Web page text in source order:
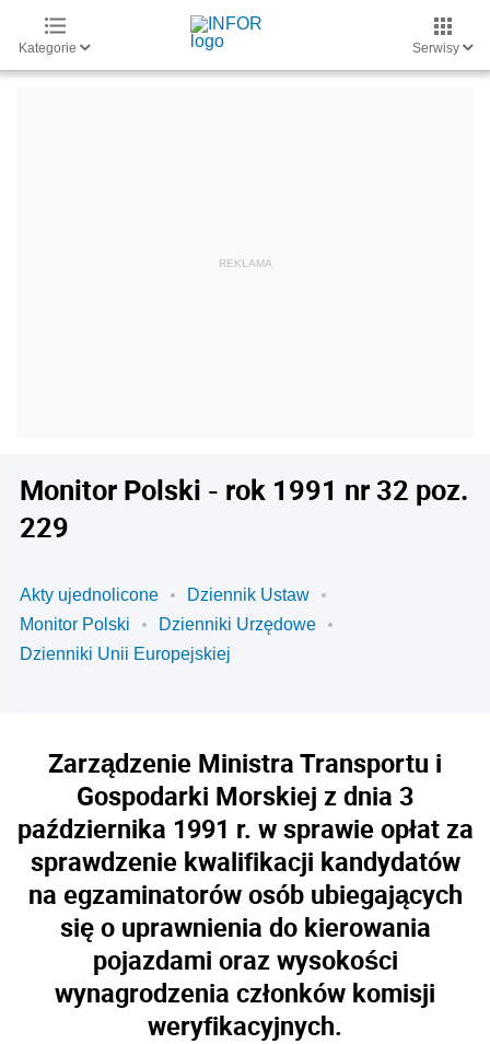
Kategorie Serwisy
Monitor Polski - rok 1991 nr 32 poz.
229
Akty ujednolicone
Dziennik Ustaw
Monitor Polski
Dzienniki Urzędowe
Dzienniki Unii Europejskiej
Zarządzenie Ministra Transportu i
Gospodarki Morskiej z dnia 3
października 1991 r. w sprawie opłat za
sprawdzenie kwalifikacji kandydatów
na egzaminatorów osób ubiegających
się o uprawnienia do kierowania
pojazdami oraz wysokości
wynagrodzenia członków komisji
weryfikacyjnych.